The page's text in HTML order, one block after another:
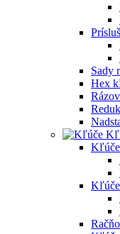
Sady
Hex
Kľúče